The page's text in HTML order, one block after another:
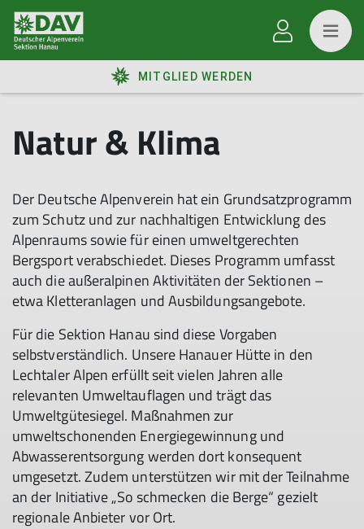
MITGLIED WERDEN
Natur & Klima
Der Deutsche Alpenverein hat ein Grundsatzprogramm
zum Schutz und zur nachhaltigen Entwicklung des
Alpenraums sowie für einen umweltgerechten
Bergsport verabschiedet. Dieses Programm umfasst
auch die außeralpinen Aktivitäten der Sektionen –
etwa Kletteranlagen und Ausbildungsangebote.
Für die Sektion Hanau sind diese Vorgaben
selbstverständlich. Unsere Hanauer Hütte in den
Lechtaler Alpen erfüllt seit vielen Jahren alle
relevanten Umweltauflagen und trägt das
Umweltgütesiegel. Maßnahmen zur
umweltschonenden Energiegewinnung und
Abwasserentsorgung werden dort konsequent
umgesetzt. Zudem unterstützen wir mit der Teilnahme
an der Initiative „So schmecken die Berge“ gezielt
regionale Anbieter vor Ort.